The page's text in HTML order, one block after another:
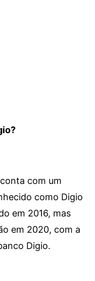
com um
como Digio
em 2016, mas
em 2020, com a
Digio.